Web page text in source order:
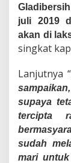
juli 2019
akan di
singkat
Lanjutnya “
supaya
tercipta
sudah
mari